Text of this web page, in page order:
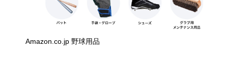
Amazon.co.jp 野球用品